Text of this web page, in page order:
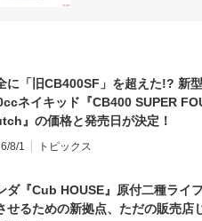
に「旧CB400SF」を超えた!? 新型
ネイキッド『CB400 SUPER
』の価格と発売日が決定！
8/1 トピックス
ダ『Cub HOUSE』原付二種ライ
せるための新拠点、ただの販売店